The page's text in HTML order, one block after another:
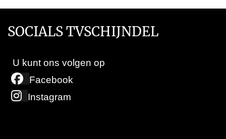
SOCIALS TVSCHIJNDEL
U kunt ons volgen op
Facebook
Instagram